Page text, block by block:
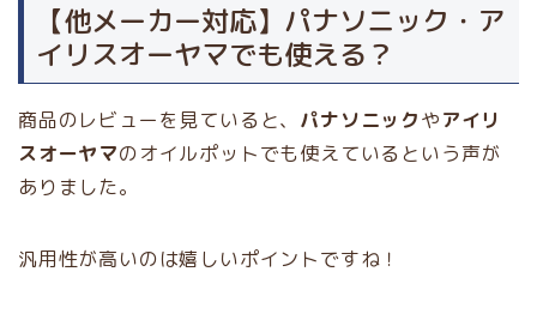
【他メーカー対応】パナソニック・ア
イリスオーヤマでも使える？
商品のレビューを見ていると、 パナソニックやアイリ
スオーヤマのオイルポットでも使えているという声が
ありました。
汎用性が高いのは嬉しいポイントですね！